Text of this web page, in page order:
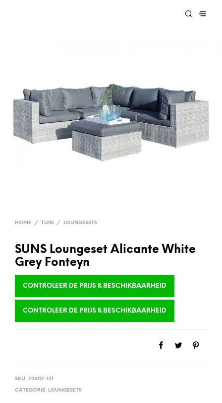
HOME / TUIN / LOUNGESETS
SUNS Loungeset Alicante White
Grey Fonteyn
CONTROLEER DE PRIJS & BESCHIKBAARHEID
CONTROLEER DE PRIJS & BESCHIKBAARHEID
SKU: 701017-121
CATEGORIE: LOUNGESETS